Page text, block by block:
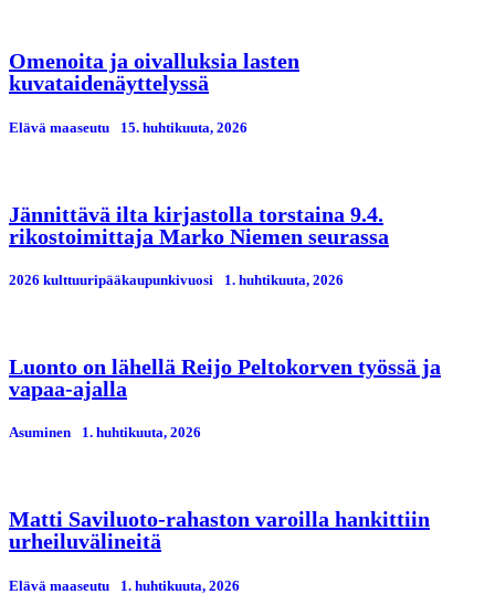
Omenoita ja oivalluksia lasten
kuvataidenäyttelyssä
Elävä maaseutu 15. huhtikuuta, 2026
Jännittävä ilta kirjastolla torstaina 9.4.
rikostoimittaja Marko Niemen seurassa
2026 kulttuuripääkaupunkivuosi 1. huhtikuuta, 2026
Luonto on lähellä Reijo Peltokorven työssä ja
vapaa-ajalla
Asuminen 1. huhtikuuta, 2026
Matti Saviluoto-rahaston varoilla hankittiin
urheiluvälineitä
Elävä maaseutu 1. huhtikuuta, 2026